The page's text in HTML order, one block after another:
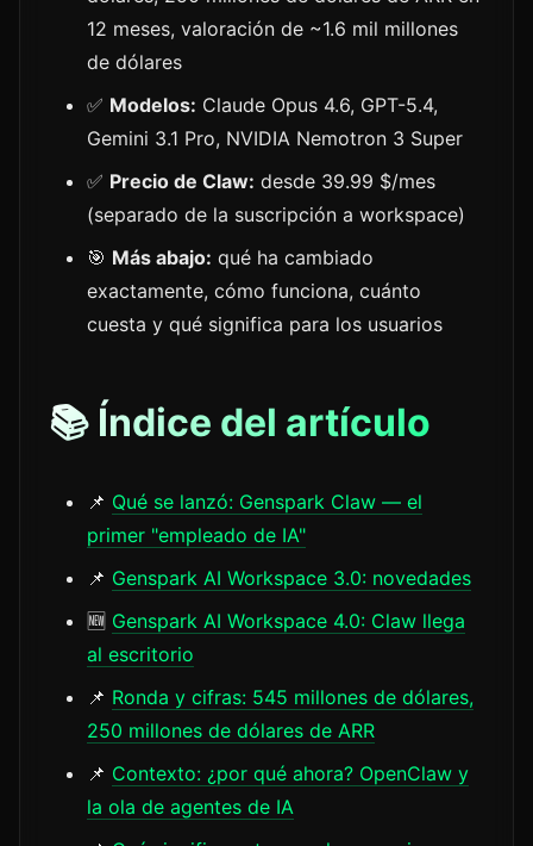
12 meses, valoración de ~1.6 mil millones
de dólares
✅ Modelos: Claude Opus 4.6, GPT-5.4,
Gemini 3.1 Pro, NVIDIA Nemotron 3 Super
✅ Precio de Claw: desde 39.99 $/mes
(separado de la suscripción a workspace)
🎯 Más abajo: qué ha cambiado
exactamente, cómo funciona, cuánto
cuesta y qué significa para los usuarios
📚 Índice del artículo
📌 Qué se lanzó: Genspark Claw — el
primer "empleado de IA"
📌 Genspark AI Workspace 3.0: novedades
🆕 Genspark AI Workspace 4.0: Claw llega
al escritorio
📌 Ronda y cifras: 545 millones de dólares,
250 millones de dólares de ARR
📌 Contexto: ¿por qué ahora? OpenClaw y
la ola de agentes de IA